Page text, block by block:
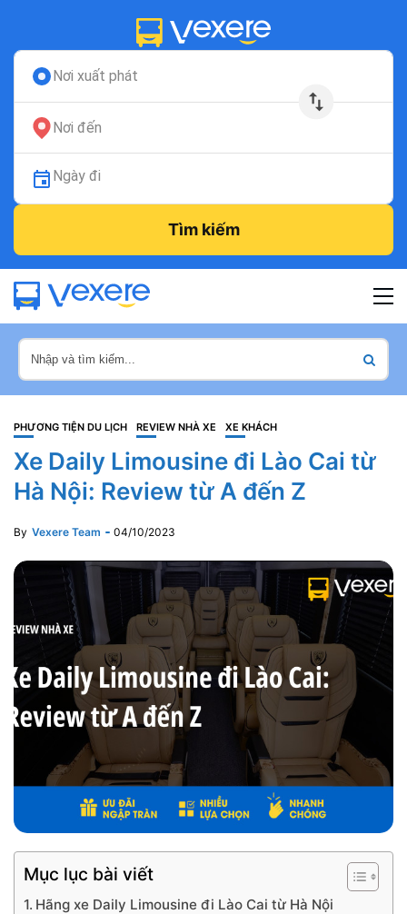
Nơi xuất phát
Nơi đến
Ngày đi
Tìm kiếm
PHƯƠNG TIỆN DU LỊCH REVIEW NHÀ XE XE KHÁCH
Xe Daily Limousine đi Lào Cai từ
Hà Nội: Review từ A đến Z
By Vexere Team 04/10/2023
Mục lục bài viết
Hãng xe Daily Limousine đi Lào Cai từ Hà Nội